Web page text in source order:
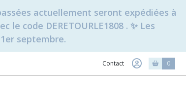
actuellement seront expédiées à
code DERETOURLE1808 . ✨ Les
septembre.
Contact 0